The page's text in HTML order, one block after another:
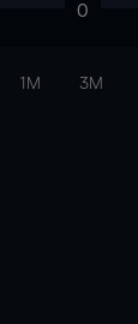
0
1M 3M